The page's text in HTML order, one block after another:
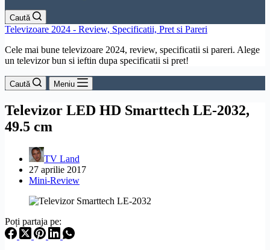
Caută
Televizoare 2024 - Review, Specificatii, Pret si Pareri
Cele mai bune televizoare 2024, review, specificatii si pareri. Alege
un televizor bun si ieftin dupa specificatii si pret!
Caută Meniu
Televizor LED HD Smarttech LE-2032,
49.5 cm
TV Land
27 aprilie 2017
Mini-Review
Poți partaja pe: